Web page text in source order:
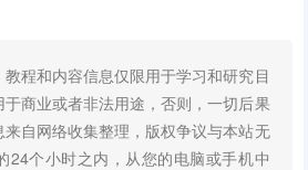
程和内容信息仅限用于学习和研究目
商业或者非法用途，否则，一切后果
自网络收集整理，版权争议与本站无
24个小时之内，从您的电脑或手机中